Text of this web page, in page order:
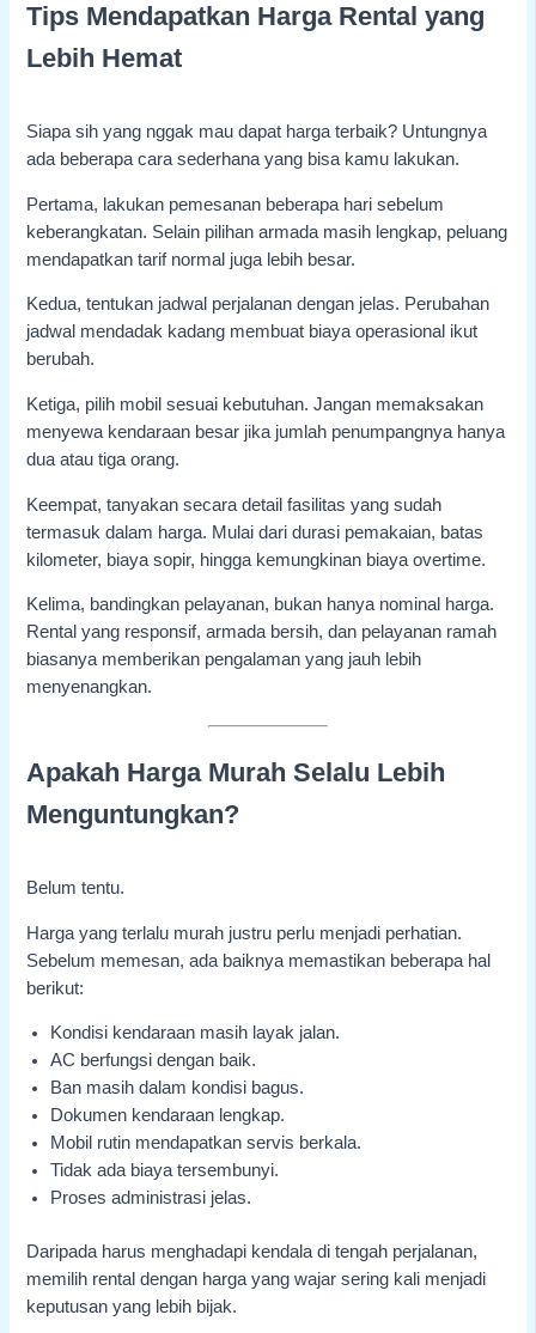
Tips Mendapatkan Harga Rental yang
Lebih Hemat
Siapa sih yang nggak mau dapat harga terbaik? Untungnya
ada beberapa cara sederhana yang bisa kamu lakukan.
Pertama, lakukan pemesanan beberapa hari sebelum
keberangkatan. Selain pilihan armada masih lengkap, peluang
mendapatkan tarif normal juga lebih besar.
Kedua, tentukan jadwal perjalanan dengan jelas. Perubahan
jadwal mendadak kadang membuat biaya operasional ikut
berubah.
Ketiga, pilih mobil sesuai kebutuhan. Jangan memaksakan
menyewa kendaraan besar jika jumlah penumpangnya hanya
dua atau tiga orang.
Keempat, tanyakan secara detail fasilitas yang sudah
termasuk dalam harga. Mulai dari durasi pemakaian, batas
kilometer, biaya sopir, hingga kemungkinan biaya overtime.
Kelima, bandingkan pelayanan, bukan hanya nominal harga.
Rental yang responsif, armada bersih, dan pelayanan ramah
biasanya memberikan pengalaman yang jauh lebih
menyenangkan.
Apakah Harga Murah Selalu Lebih
Menguntungkan?
Belum tentu.
Harga yang terlalu murah justru perlu menjadi perhatian.
Sebelum memesan, ada baiknya memastikan beberapa hal
berikut:
Kondisi kendaraan masih layak jalan.
AC berfungsi dengan baik.
Ban masih dalam kondisi bagus.
Dokumen kendaraan lengkap.
Mobil rutin mendapatkan servis berkala.
Tidak ada biaya tersembunyi.
Proses administrasi jelas.
Daripada harus menghadapi kendala di tengah perjalanan,
memilih rental dengan harga yang wajar sering kali menjadi
keputusan yang lebih bijak.